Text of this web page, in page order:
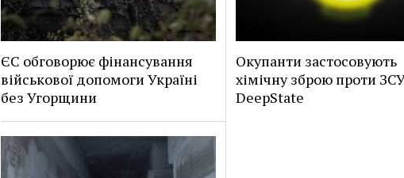
ЄС обговорює фінансування
військової допомоги Україні
без Угорщини
Окупанти застосовують
хімічну зброю проти
DeepState